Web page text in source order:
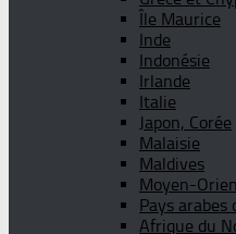
Île Maurice
Inde
Indonésie
Irlande
Italie
Japon, Corée
Malaisie
Maldives
Moyen-
Pays arabes
Afrique du